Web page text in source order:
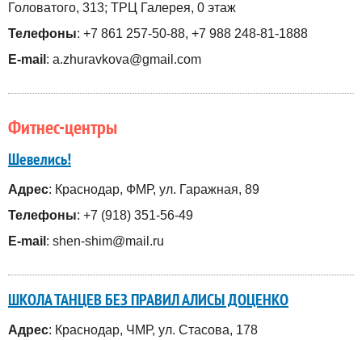
Головатого, 313; ТРЦ Галерея, 0 этаж
Телефоны: +7 861 257-50-88, +7 988 248-81-1888
E-mail : a.zhuravkova@gmail.com
Фитнес-центры
Шевелись!
Адрес: Краснодар, ФМР, ул. Гаражная, 89
Телефоны: +7 (918) 351-56-49
E-mail : shen-shim@mail.ru
ШКОЛА ТАНЦЕВ БЕЗ ПРАВИЛ АЛИСЫ ДОЦЕНКО
Адрес: Краснодар, ЧМР, ул. Стасова, 178